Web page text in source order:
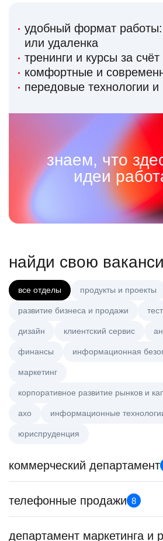
удобный формат
или удаленка
тренинги и курсы за
комфортные и
передовые технологии и
знаем, что
идеи
найди свою
все отделы продукты и проекты
развитие бизнеса и продажи
дизайн клиентский сервис
финансы информационная
маркетинг
корпоративное развитие рынков и
axo информационные
юриспруденция
коммерческий департамент
Аналитик данных (направление
HeadHunter::Коммерческий
з/п не указана
телефонные продажи 8
департамент маркетинга и